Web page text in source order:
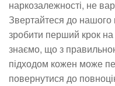
наркозалежності, не
Звертайтеся до
зробити перший крок
знаємо, що з
підходом кожен може
повернутися до